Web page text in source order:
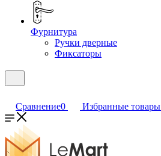
Фурнитура
Ручки дверные
Фиксаторы
Сравнение0 Избранные товары